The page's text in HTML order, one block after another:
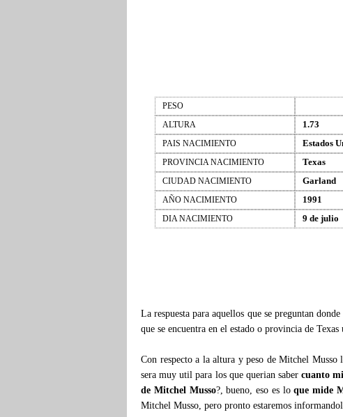
PESO
ALTURA
1.73
PAIS NACIMIENTO Estados
PROVINCIA NACIMIENTO Texas
CIUDAD NACIMIENTO Garland
AÑO NACIMIENTO 1991
DIA NACIMIENTO 9 de julio
La respuesta para aquellos que se preguntan
que se encuentra en el estado o provincia de Texas
Con respecto a la altura y peso de Mitchel Musso
sera muy util para los que querian sabercuanto
de Mitchel Musso?, bueno, eso es loque mide
Mitchel Musso, pero pronto estaremos